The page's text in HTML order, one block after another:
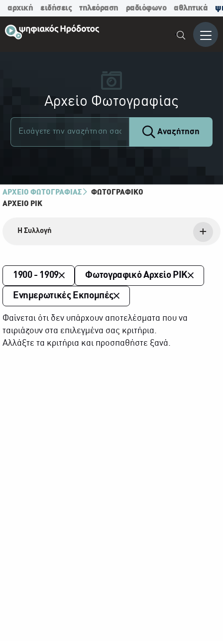
αρχική ειδήσεις τηλεόραση ραδιόφωνο αθλητικά
Μενού
Αρχείο Φωτογραφίας
Αναζήτηση
ΑΡΧΕΙΟ ΦΩΤΟΓΡΑΦΙΑΣ
ΦΩΤΟΓΡΑΦΙΚΌ
ΑΡΧΕΊΟ ΡΙΚ
Η Συλλογή
1900 - 1909 Φωτογραφικό Αρχείο ΡΙΚ
Ενημερωτικές Εκπομπές
Φαίνεται ότι δεν υπάρχουν αποτελέσματα που να
ταιριάζουν στα επιλεγμένα σας κριτήρια.
Αλλάξτε τα κριτήρια και προσπαθήστε ξανά.